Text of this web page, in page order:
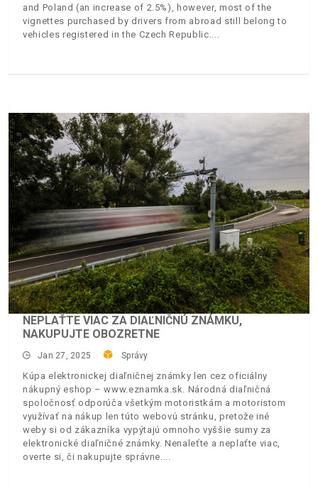
and Poland (an increase of 2.5%), however, most of the
vignettes purchased by drivers from abroad still belong to
vehicles registered in the Czech Republic.
NEPLAŤTE VIAC ZA DIAĽNIČNÚ ZNÁMKU,
NAKUPUJTE OBOZRETNE
Jan 27, 2025 Správy
Kúpa elektronickej diaľničnej známky len cez oficiálny
nákupný eshop – www.eznamka.sk. Národná diaľničná
spoločnosť odporúča všetkým motoristkám a motoristom
využívať na nákup len túto webovú stránku, pretože iné
weby si od zákazníka vypýtajú omnoho vyššie sumy za
elektronické diaľničné známky. Nenaleťte a neplaťte viac,
overte si, či nakupujte správne.